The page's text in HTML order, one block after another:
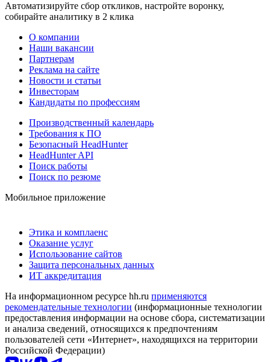
Автоматизируйте сбор откликов, настройте воронку,
собирайте аналитику в 2 клика
О компании
Наши вакансии
Партнерам
Реклама на сайте
Новости и статьи
Инвесторам
Кандидаты по профессиям
Производственный календарь
Требования к ПО
Безопасный HeadHunter
HeadHunter API
Поиск работы
Поиск по резюме
Мобильное приложение
Этика и комплаенс
Оказание услуг
Использование сайтов
Защита персональных данных
ИТ аккредитация
На информационном ресурсе hh.ru применяются
рекомендательные технологии (информационные технологии
предоставления информации на основе сбора, систематизации
и анализа сведений, относящихся к предпочтениям
пользователей сети «Интернет», находящихся на территории
Российской Федерации)